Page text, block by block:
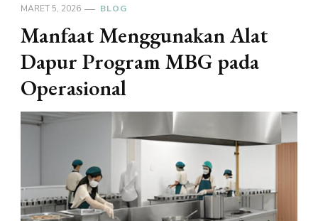
MARET 5, 2026 BLOG
Manfaat Menggunakan Alat
Dapur Program MBG pada
Operasional